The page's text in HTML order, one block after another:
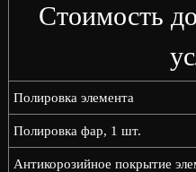
Стоимость
Полировка элемента
Полировка фар, 1 шт.
Антикорозийное покрытие